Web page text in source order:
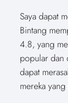
Saya dapat
Bintang
4.8, yang
popular dan
dapat
mereka